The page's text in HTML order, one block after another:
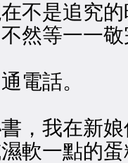
是追究的
然等一一
話。
我在新娘
軟一點的